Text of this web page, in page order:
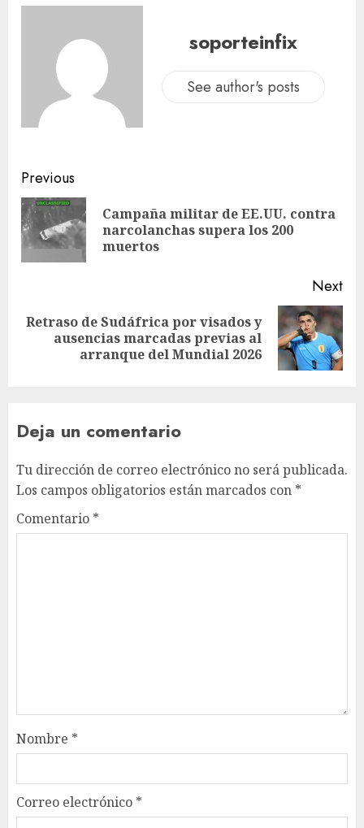
soporteinfix
See author's posts
Previous
Campaña militar de EE.UU. contra
narcolanchas supera los 200
muertos
Next
Retraso de Sudáfrica por visados y
ausencias marcadas previas al
arranque del Mundial 2026
Deja un comentario
Tu dirección de correo electrónico no será publicada.
Los campos obligatorios están marcados con *
Comentario *
Nombre *
Correo electrónico *